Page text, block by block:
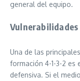
general del equipo.
Una de las
formación 4-1-3-2 es
defensiva. Si el